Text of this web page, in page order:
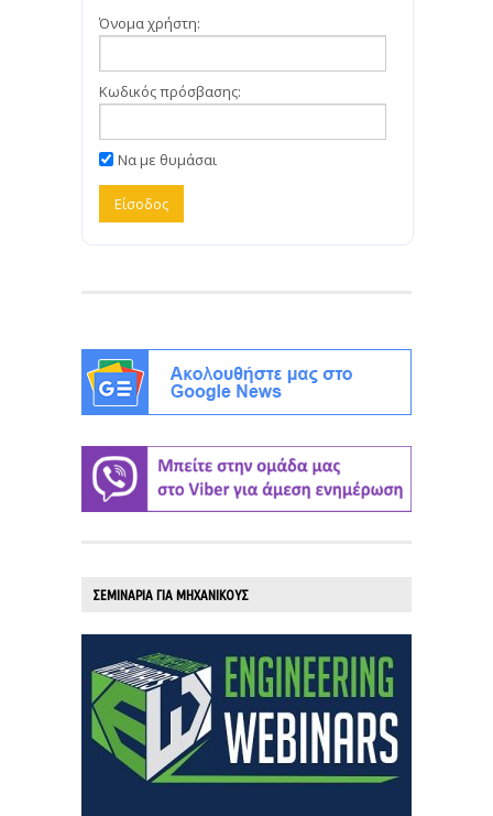
Όνομα χρήστη:
Κωδικός πρόσβασης:
Να με θυμάσαι
ΣΕΜΙΝΑΡΙΑ ΓΙΑ ΜΗΧΑΝΙΚΟΥΣ